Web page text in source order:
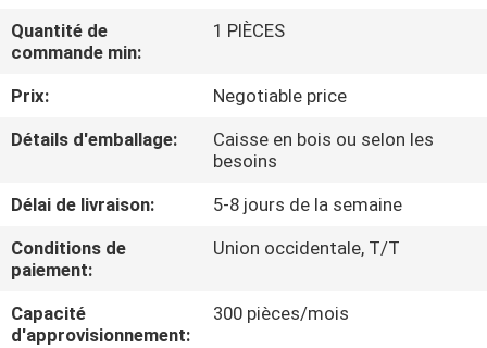
NOUS
VISITE
D'USINE
CONTRÔLE
DE
LA
QUALITÉ
Quantité de
commande min:
1 PIÈCES
Prix:
Negotiable price
Détails d'emballage:
Caisse en bois ou selon les
besoins
Délai de livraison:
5-8 jours de la semaine
Conditions de
paiement:
Union occidentale, T/T
Capacité
d'approvisionnement:
300 pièces/mois